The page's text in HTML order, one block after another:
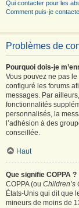
Qui contacter pour les
Comment puis-je
Problèmes de
Pourquoi dois-je
Vous pouvez ne pas
configuré les forums
messages. Par
fonctionnalités
personnalisés, la
l’adhésion à des
conseillée.
Haut
Que signifie COPPA ?
COPPA (ou Children’s
États-Unis qui dit que
mineurs de moins de